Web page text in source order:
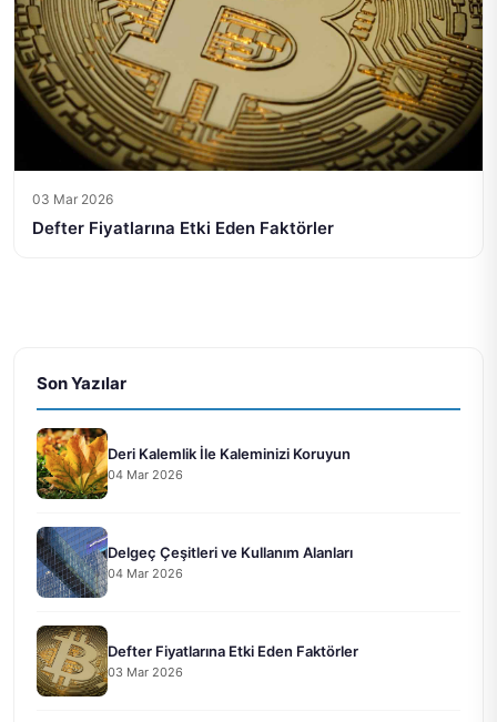
03 Mar 2026
Defter Fiyatlarına Etki Eden Faktörler
Son Yazılar
Deri Kalemlik İle Kaleminizi Koruyun
04 Mar 2026
Delgeç Çeşitleri ve Kullanım Alanları
04 Mar 2026
Defter Fiyatlarına Etki Eden Faktörler
03 Mar 2026